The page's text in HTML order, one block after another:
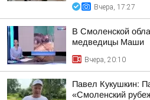
Вчера, 17:27
В Смоленской
медведицы Маши
Вчера, 20:10
Павел Кукушкин:
«Смоленский